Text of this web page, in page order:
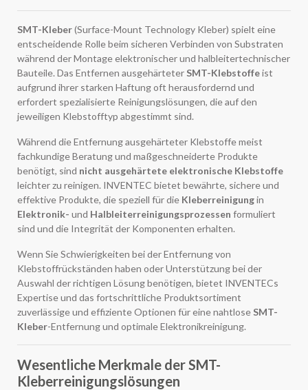
SMT-Kleber(Surface-Mount Technology Kleber) spielt eine
entscheidende Rolle beim sicheren Verbinden von Substraten
während der Montage elektronischer und halbleitertechnischer
Bauteile. Das Entfernen ausgehärteter SMT-Klebstoffeist
aufgrund ihrer starken Haftung oft herausfordernd und
erfordert spezialisierte Reinigungslösungen, die auf den
jeweiligen Klebstofftyp abgestimmt sind.
Während die Entfernung ausgehärteter Klebstoffe meist
fachkundige Beratung und maßgeschneiderte Produkte
benötigt, sind nicht ausgehärtete elektronische Klebstoffe
leichter zu reinigen. INVENTEC bietet bewährte, sichere und
effektive Produkte, die speziell für die Kleberreinigungin
Elektronik- und Halbleiterreinigungsprozessen formuliert
sind und die Integrität der Komponenten erhalten.
Wenn Sie Schwierigkeiten bei der Entfernung von
Klebstoffrückständen haben oder Unterstützung bei der
Auswahl der richtigen Lösung benötigen, bietet INVENTECs
Expertise und das fortschrittliche Produktsortiment
zuverlässige und effiziente Optionen für eine nahtlose SMT-
Kleber-Entfernung und optimale Elektronikreinigung.
Wesentliche Merkmale der SMT-
Kleberreinigungslösungen